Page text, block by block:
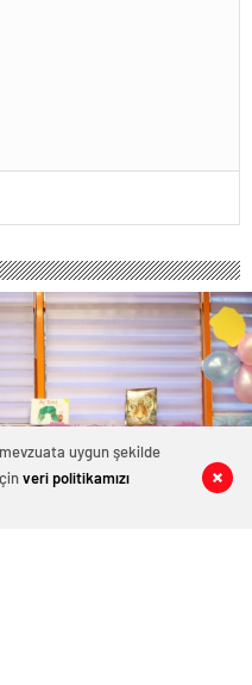
uygun şekilde
veri politikamızı